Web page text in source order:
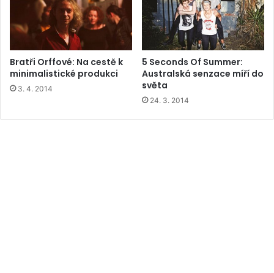
Bratři Orffové: Na cestě k
minimalistické produkci
3. 4. 2014
5 Seconds Of Summer:
Australská senzace míří do
světa
24. 3. 2014